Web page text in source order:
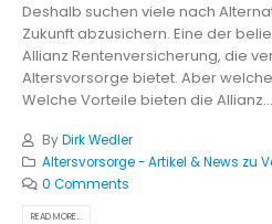
Deshalb suchen viele nach
Zukunft abzusichern. Eine der
Allianz Rentenversicherung, die
Altersvorsorge bietet. Aber
Welche Vorteile bieten die Allianz...
ByDirk Wedler
Altersvorsorge - Artikel & News zu
0 Comments
READ MORE...